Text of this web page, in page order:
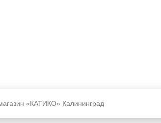
«КАТИКО» Калининград